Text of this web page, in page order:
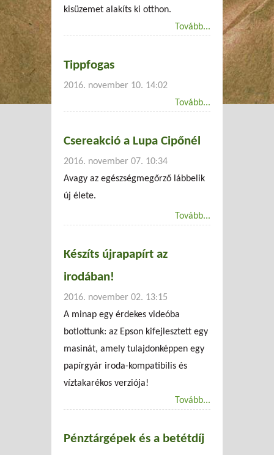
kisüzemet alakíts ki otthon.
Tovább...
Tippfogas
2016. november 10. 14:02
Tovább...
Csereakció a Lupa Cipőnél
2016. november 07. 10:34
Avagy az egészségmegőrző lábbelik
új élete.
Tovább...
Készíts újrapapírt az
irodában!
2016. november 02. 13:15
A minap egy érdekes videóba
botlottunk: az Epson kifejlesztett egy
masinát, amely tulajdonképpen egy
papírgyár iroda-kompatibilis és
víztakarékos verziója!
Tovább...
Pénztárgépek és a betétdíj